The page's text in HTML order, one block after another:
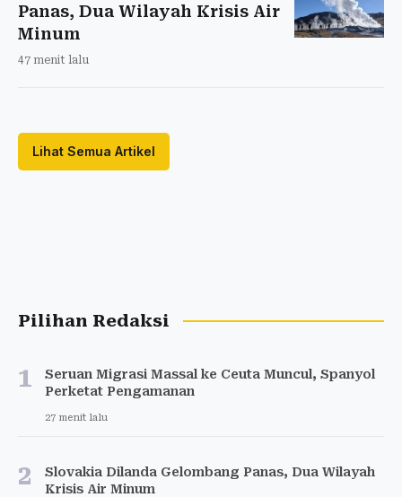
Panas, Dua Wilayah Krisis Air
Minum
47 menit lalu
Lihat Semua Artikel
Pilihan Redaksi
1
Seruan Migrasi Massal ke Ceuta Muncul, Spanyol
Perketat Pengamanan
27 menit lalu
2
Slovakia Dilanda Gelombang Panas, Dua Wilayah
Krisis Air Minum